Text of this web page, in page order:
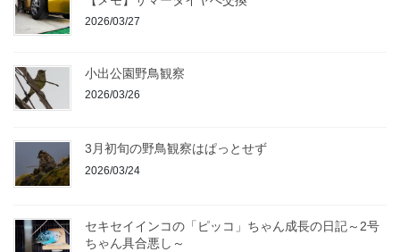
2026/03/27
小出公園野鳥観察
2026/03/26
3月初旬の野鳥観察はぱっとせず
2026/03/24
セキセイインコの「ピッコ」ちゃん成長の日記～2号
ちゃん具合悪し～